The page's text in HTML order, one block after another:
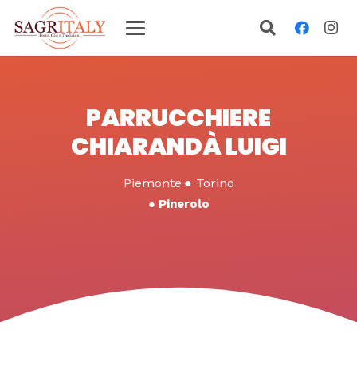
PARRUCCHIERE
CHIARANDÀ LUIGI
Piemonte ● Torino
● Pinerolo